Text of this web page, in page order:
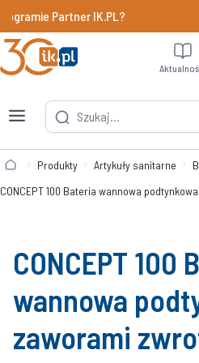
Partner IK.PL?
Produkty Artykuły sanitarne
CONCEPT 100 Bateria wannowa
CONCEPT 100
wannowa
zaworami